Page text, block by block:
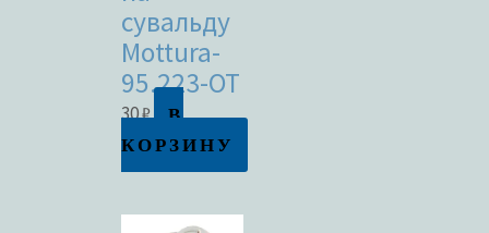
сувальду
Mottura-
95.223-OT
30₽
В
КОРЗИНУ